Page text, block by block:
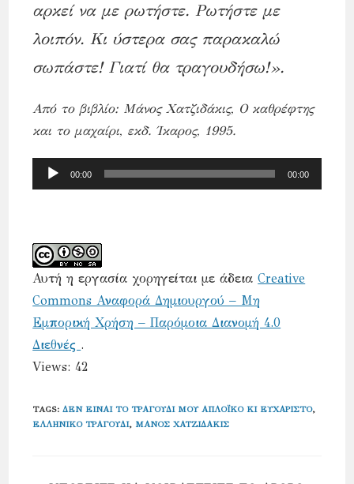
αρκεί να με ρωτήστε. Ρωτήστε με
λοιπόν. Kι ύστερα σας παρακαλώ
σωπάστε! Γιατί θα τραγουδήσω!».
Από το βιβλίο: Μάνος Χατζιδάκις, O καθρέφτης
και το μαχαίρι, εκδ. Ίκαρος, 1995.
Πρόγραμμα
Αναπαραγωγής
00:00 00:00
Αυτή η εργασία χορηγείται με άδειαCreative
Commons Αναφορά Δημιουργού – Μη
Εμπορική Χρήση – Παρόμοια Διανομή 4.0
Διεθνές .
Views: 42
TAGS:ΔΕΝ ΕΊΝΑΙ ΤΟ ΤΡΑΓΟΎΔΙ ΜΟΥ ΑΠΛΟΪΚΌ ΚΙ ΕΥΧΆΡΙΣΤΟ,
ΕΛΛΗΝΙΚΌ ΤΡΑΓΟΎΔΙ, ΜΆΝΟΣ ΧΑΤΖΙΔΆΚΙΣ